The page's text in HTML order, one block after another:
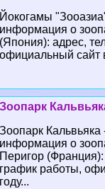
Йокогамы
информация о
(Япония): адрес,
официальный сайт
Зоопарк
Зоопарк Кальвьяка
информация о
Перигор
график работы,
году...